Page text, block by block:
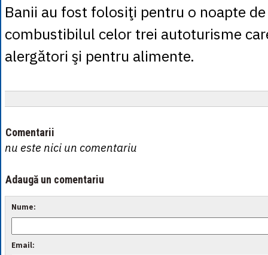
Banii au fost folosiţi pentru o noapte de
combustibilul celor trei autoturisme
alergători şi pentru alimente.
Comentarii
nu este nici un comentariu
Adaugă un comentariu
Nume:
Email: